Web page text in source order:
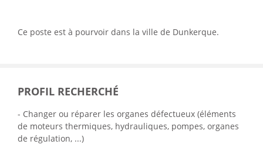
Ce poste est à pourvoir dans la ville de Dunkerque.
PROFIL RECHERCHÉ
- Changer ou réparer les organes défectueux (éléments
de moteurs thermiques, hydrauliques, pompes, organes
de régulation, ...)